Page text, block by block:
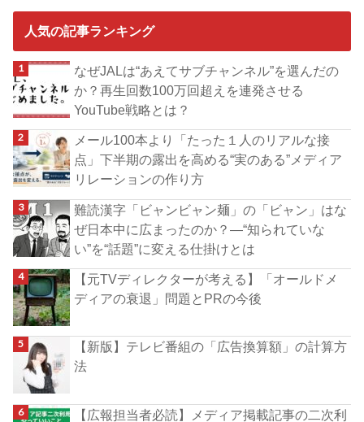
人気の記事ランキング
なぜJALは“あえてサブチャンネル”を選んだの
か？再生回数100万回超えを連発させる
YouTube戦略とは？
メール100本より「たった１人のリアルな接
点」下半期の露出を高める“実のある”メディア
リレーションの作り方
難読漢字「ビャンビャン麺」の「ビャン」はな
ぜ日本中に広まったのか？―“知られていな
い”を“話題”に変える仕掛けとは
【元TVディレクターが考える】「オールドメ
ディアの衰退」問題とPRの今後
【新版】テレビ番組の「広告換算額」の計算方
法
【広報担当者必読】メディア掲載記事の二次利